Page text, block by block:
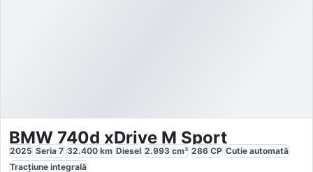
BMW 740d xDrive M Sport
2025 Seria 7 32.400 km Diesel 2.993 cm³ 286 CP Cutie automată
Tracțiune integrală